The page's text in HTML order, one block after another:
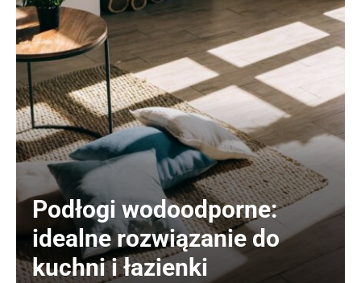
Podłogi wodoodporne:
idealne rozwiązanie do
kuchni i łazienki